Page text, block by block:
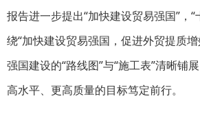
报告进一步提出“加快建设贸易强国”，“
绕“加快建设贸易强国，促进外贸提质
强国建设的“路线图”与“施工表”清晰铺
高水平、更高质量的目标笃定前行。